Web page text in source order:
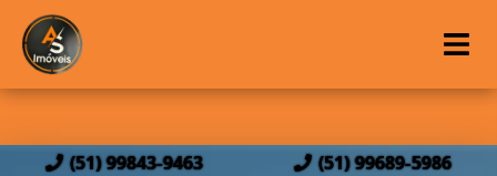
(51) 99843-9463 (51) 99689-5986